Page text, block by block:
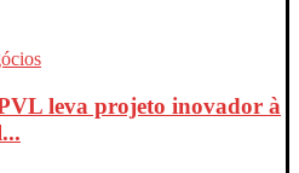
leva projeto inovador à